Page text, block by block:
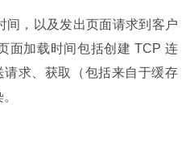
间，以及发出页面请求到客户
面加载时间包括创建 TCP 连
求、获取（包括来自于缓存